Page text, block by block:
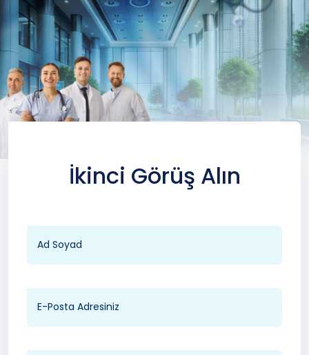
İkinci Görüş Alın